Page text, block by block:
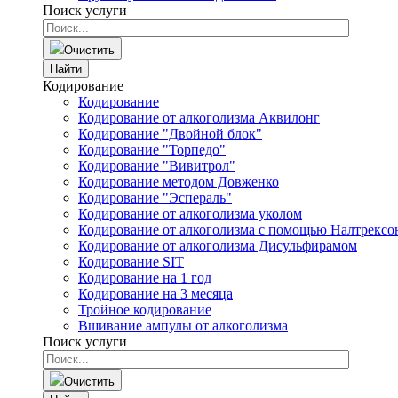
Поиск услуги
Очистить
Найти
Кодирование
Кодирование
Кодирование от алкоголизма Аквилонг
Кодирование "Двойной блок"
Кодирование "Торпедо"
Кодирование "Вивитрол"
Кодирование методом Довженко
Кодирование "Эспераль"
Кодирование от алкоголизма уколом
Кодирование от алкоголизма с помощью
Кодирование от алкоголизма Дисульфирамом
Кодирование SIT
Кодирование на 1 год
Кодирование на 3 месяца
Тройное кодирование
Вшивание ампулы от алкоголизма
Поиск услуги
Очистить